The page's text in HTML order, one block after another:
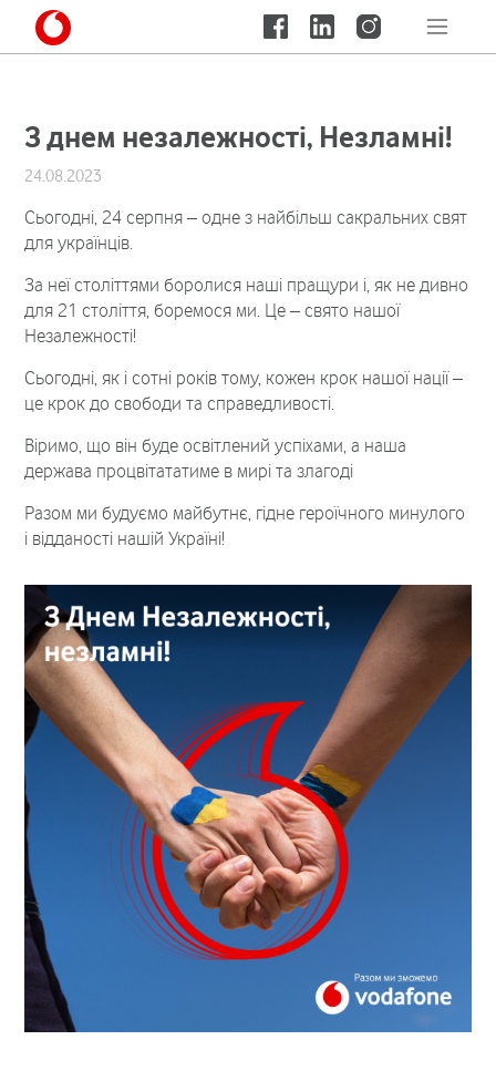
З днем незалежності, Незламні!
24.08.2023
Сьогодні, 24 серпня – одне з найбільш сакральних свят
для українців.
За неї століттями боролися наші пращури і, як не дивно
для 21 століття, боремося ми. Це – свято нашої
Незалежності!
Сьогодні, як і сотні років тому, кожен крок нашої нації –
це крок до свободи та справедливості.
Віримо, що він буде освітлений успіхами, а наша
держава процвітататиме в мирі та злагоді
Разом ми будуємо майбутнє, гідне героїчного минулого
і відданості нашій Україні!